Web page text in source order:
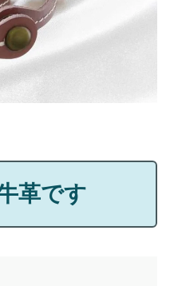
革です